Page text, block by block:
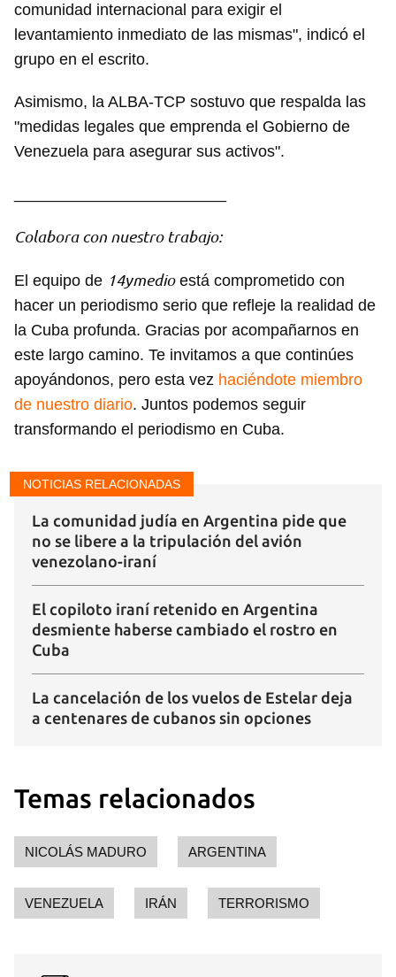
Guardar como favorito
Para poder guardar como favorito, primero has de
iniciar sesión con tu cuenta de 14ymedio.
INICIAR SESIÓN CANCELAR
comunidad internacional para exigir el
levantamiento inmediato de las mismas", indicó el
grupo en el escrito.
Asimismo, la ALBA-TCP sostuvo que respalda las
"medidas legales que emprenda el Gobierno de
Venezuela para asegurar sus activos".
Colabora con nuestro trabajo:
El equipo de 14ymedioestá comprometido con
hacer un periodismo serio que refleje la realidad de
la Cuba profunda. Gracias por acompañarnos en
este largo camino. Te invitamos a que continúes
apoyándonos, pero esta vez haciéndote miembro
de nuestro diario. Juntos podemos seguir
transformando el periodismo en Cuba.
NOTICIAS RELACIONADAS
La comunidad judía en Argentina pide que
no se libere a la tripulación del avión
venezolano-iraní
El copiloto iraní retenido en Argentina
desmiente haberse cambiado el rostro en
Cuba
La cancelación de los vuelos de Estelar deja
a centenares de cubanos sin opciones
Temas relacionados
NICOLÁS MADURO ARGENTINA
VENEZUELA IRÁN TERRORISMO